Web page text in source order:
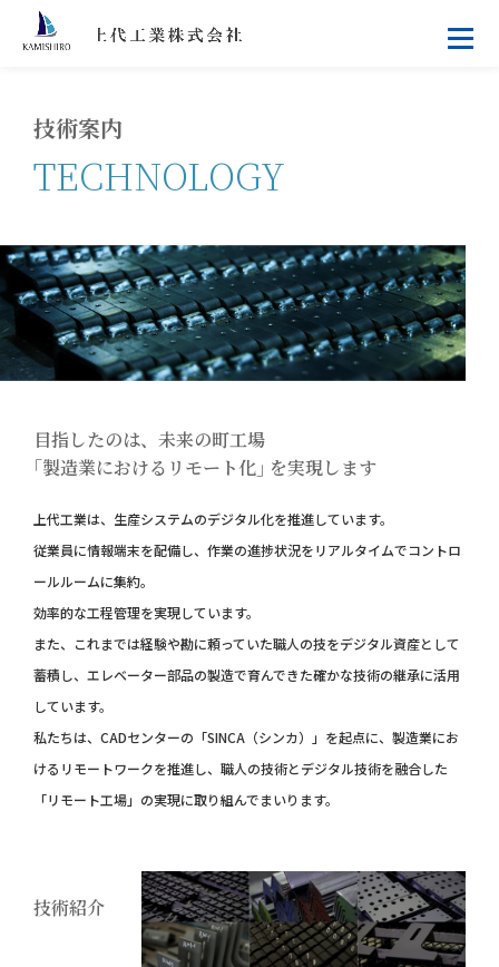
技術案内
TECHNOLOGY
目指したのは、未来の町工場
｢製造業におけるリモート化｣ を実現します
上代工業は、生産システムのデジタル化を推進しています。
従業員に情報端末を配備し、作業の進捗状況をリアルタイムでコントロ
ールルームに集約。
効率的な工程管理を実現しています。
また、これまでは経験や勘に頼っていた職人の技をデジタル資産として
蓄積し、エレベーター部品の製造で育んできた確かな技術の継承に活用
しています。
私たちは、CADセンターの「SINCA（シンカ）」を起点に、製造業にお
けるリモートワークを推進し、職人の技術とデジタル技術を融合した
「リモート工場」の実現に取り組んでまいります。
技術紹介